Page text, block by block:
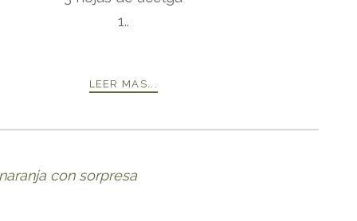
1..
LEER MAS...